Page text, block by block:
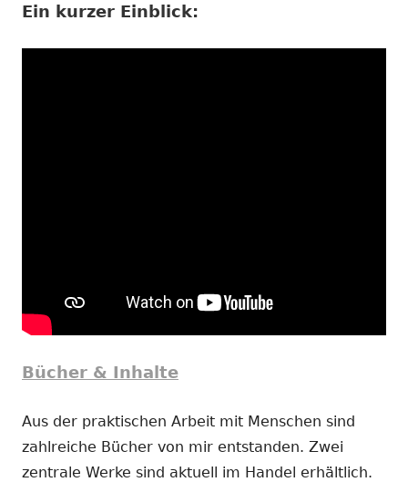
Ein kurzer Einblick:
Bücher & Inhalte
Aus der praktischen Arbeit mit Menschen sind
zahlreiche Bücher von mir entstanden. Zwei
zentrale Werke sind aktuell im Handel erhältlich.